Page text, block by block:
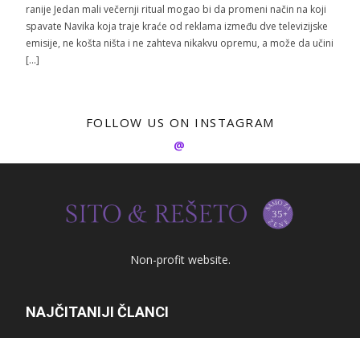
ranije Jedan mali večernji ritual mogao bi da promeni način na koji
spavate Navika koja traje kraće od reklama između dve televizijske
emisije, ne košta ništa i ne zahteva nikakvu opremu, a može da učini
[…]
FOLLOW US ON INSTAGRAM
@
Non-profit website.
NAJČITANIJI ČLANCI